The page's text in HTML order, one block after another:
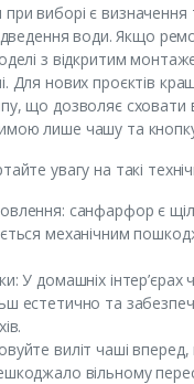
виборі є визначення
води. Якщо
з відкритим
Для нових проєктів
що дозволяє сховати
лише чашу та
увагу на такі
санфарфор є
механічним
У домашніх інтер’єрах
естетично та
виліт чаші
вільному